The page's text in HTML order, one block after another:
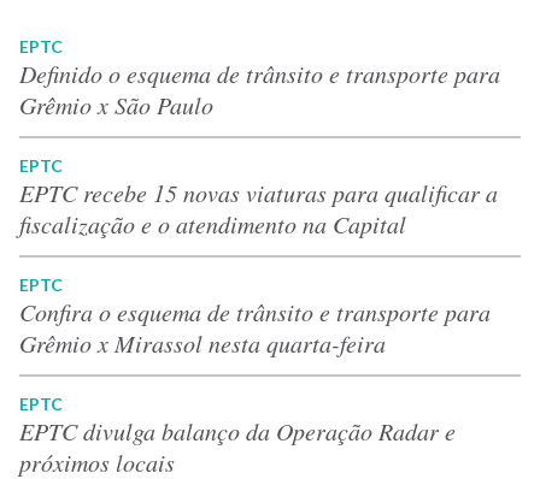
EPTC
Definido o esquema de trânsito e transporte para
Grêmio x São Paulo
EPTC
EPTC recebe 15 novas viaturas para qualificar a
fiscalização e o atendimento na Capital
EPTC
Confira o esquema de trânsito e transporte para
Grêmio x Mirassol nesta quarta-feira
EPTC
EPTC divulga balanço da Operação Radar e
próximos locais